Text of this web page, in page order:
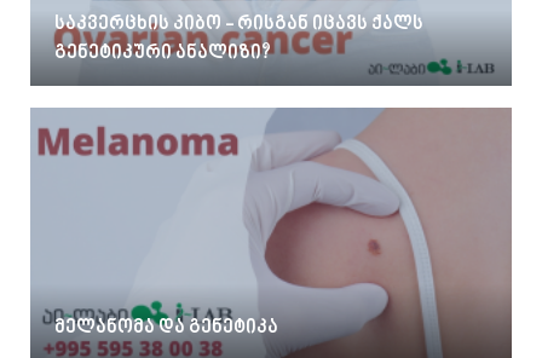
საკვერცხის კიბო - რისგან იცავს ქალს
გენეტიკური ანალიზი?
მელანომა და გენეტიკა